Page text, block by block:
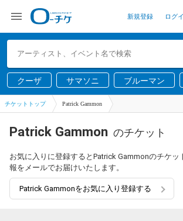
新規登録 ログ
クーザ サマソニ ブルーマン
チケットトップ Patrick Gammon
Patrick Gammon のチケット
お気に入りに登録するとPatrick Gammonのチケッ
報をメールでお届けいたします。
Patrick Gammonをお気に入り登録する